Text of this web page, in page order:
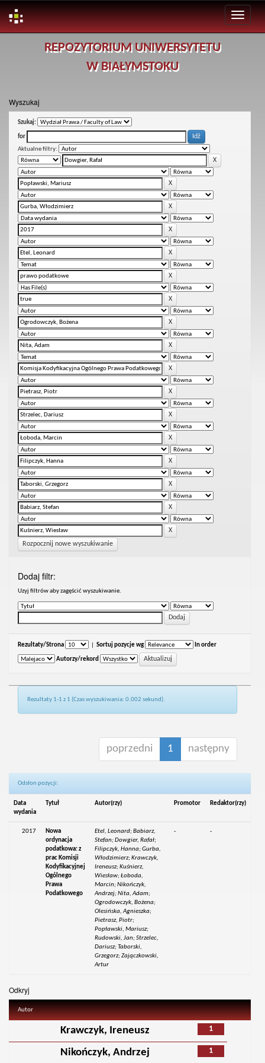
REPOZYTORIUM UNIWERSYTETU
W BIAŁYMSTOKU
Wyszukaj
Szukaj:
for
Aktualne filtry:
Rozpocznij nowe wyszukiwanie
Dodaj filtr:
Uzyj filtrów aby zagęścić wyszukiwanie.
Rezultaty/Strona Sortuj pozycje wg In order
Autorzy/rekord
Rezultaty 1-1 z 1 (Czas wyszukiwania: 0.002 sekund).
poprzedni 1 następny
Odsłon pozycji:
Data
wydania
Tytuł Autor(rzy) Promotor Redaktor(rzy)
2017
Nowa
ordynacja
podatkowa: z
prac Komisji
Kodyfikacyjnej
Ogólnego
Prawa
Podatkowego
Etel, Leonard; Babiarz,
Stefan; Dowgier, Rafał;
Filipczyk, Hanna; Gurba,
Włodzimierz; Krawczyk,
Ireneusz; Kuśnierz,
Wiesław; Łoboda,
Marcin; Nikończyk,
Andrzej; Nita, Adam;
Ogrodowczyk, Bożena;
Olesińska, Agnieszka;
Pietrasz, Piotr;
Popławski, Mariusz;
Rudowski, Jan; Strzelec,
Dariusz; Taborski,
Grzegorz; Zajączkowski,
Artur
- -
Odkryj
Autor
1
Krawczyk, Ireneusz
1
Nikończyk, Andrzej